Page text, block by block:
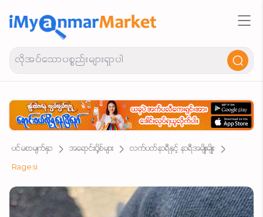
ပင်မစာမျက်နှာ အရောင်းပို့စ်များ
လက်ပတ်နာရီနှင့် နာရီအမျိုးမျိုး
Ragesi